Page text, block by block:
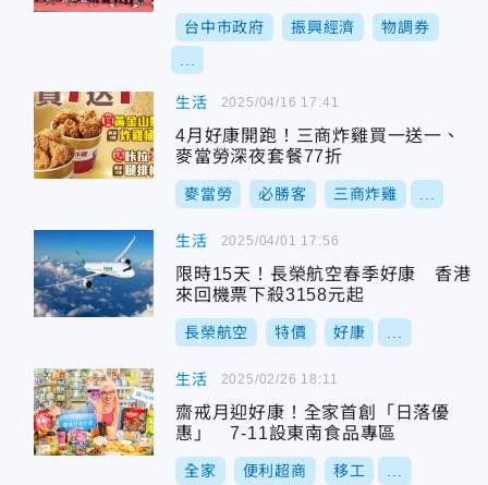
台中市政府 振興經濟 物調券
生活
4月好康開跑！三商炸雞買一送一、
麥當勞深夜套餐77折
麥當勞 必勝客 三商炸雞
2025/04/16 17:41
生活
限時15天！長榮航空春季好康 香港
來回機票下殺3158元起
長榮航空 特價 好康
2025/04/01 17:56
生活
齋戒月迎好康！全家首創「日落優
惠」 7-11設東南食品專區
全家 便利超商 移工
2025/02/26 18:11